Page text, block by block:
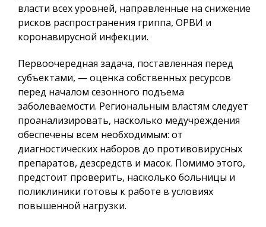
власти всех уровней, направленные на снижение
рисков распространения гриппа, ОРВИ и
коронавирусной инфекции.
Первоочередная задача, поставленная перед
субъектами, — оценка собственных ресурсов
перед началом сезонного подъема
заболеваемости. Региональным властям следует
проанализировать, насколько медучреждения
обеспечены всем необходимым: от
диагностических наборов до противовирусных
препаратов, дезсредств и масок. Помимо этого,
предстоит проверить, насколько больницы и
поликлиники готовы к работе в условиях
повышенной нагрузки.